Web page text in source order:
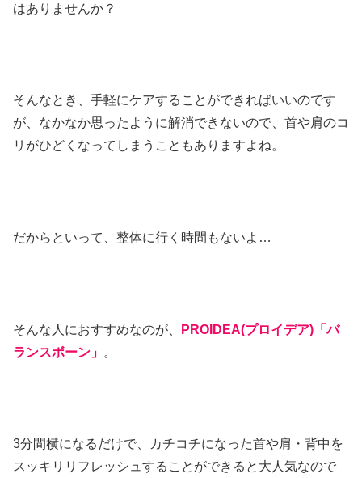
はありませんか？
そんなとき、手軽にケアすることができればいいのです
が、なかなか思ったように解消できないので、首や肩のコ
リがひどくなってしまうこともありますよね。
だからといって、整体に行く時間もないよ…
そんな人におすすめなのが、
PROIDEA(プロイデア)「バ
ランスボーン」 。
3分間横になるだけで、カチコチになった首や肩・背中を
スッキリリフレッシュすることができると大人気なので